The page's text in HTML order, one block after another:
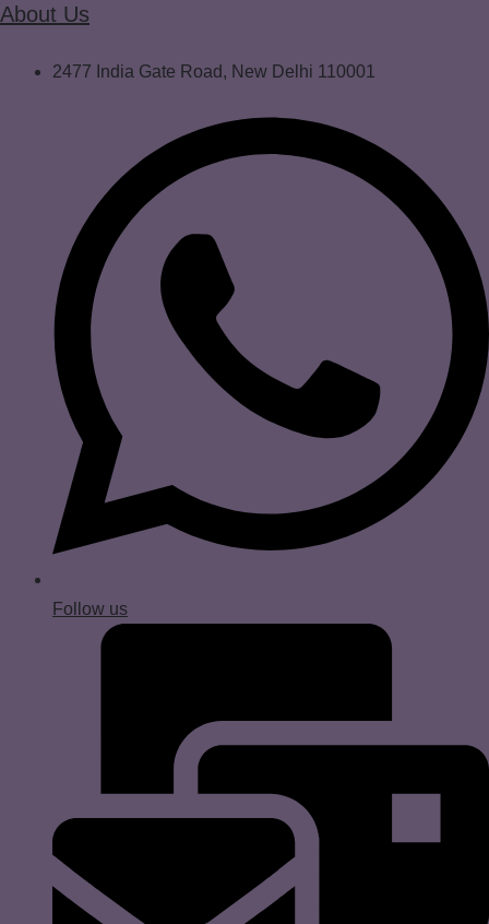
About Us
2477 India Gate Road, New Delhi 110001
Follow us